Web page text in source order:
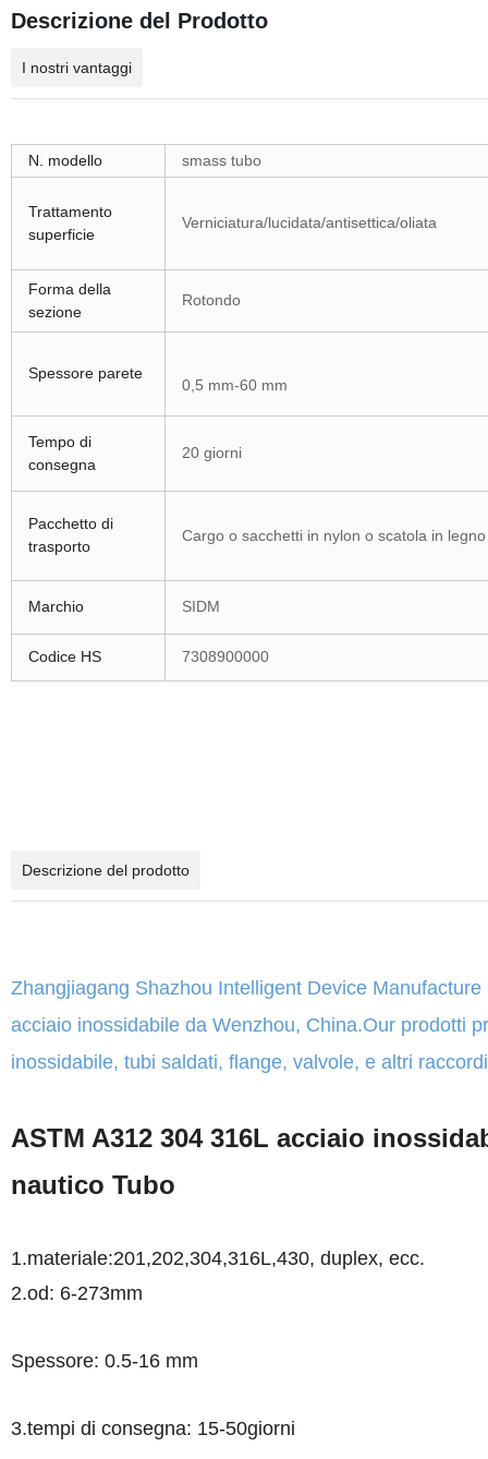
Descrizione del Prodotto
I nostri vantaggi
N. modello smass tubo
Trattamento
superficie
Verniciatura/lucidata/antisettica/oliata
Forma della
sezione
Rotondo
Spessore parete
0,5 mm-60 mm
Tempo di
consegna
20 giorni
Pacchetto di
trasporto
Cargo o sacchetti in nylon o scatola in legno
Marchio SIDM
Codice HS 7308900000
Descrizione del prodotto
Zhangjiagang Shazhou Intelligent Device
acciaio inossidabile da Wenzhou, China.Our prodotti
inossidabile, tubi saldati, flange, valvole, e altri
ASTM A312 304 316L acciaio
nautico Tubo
1.materiale:201,202,304,316L,430, duplex, ecc.
2.od: 6-273mm
Spessore: 0.5-16 mm
3.tempi di consegna: 15-50giorni